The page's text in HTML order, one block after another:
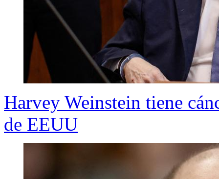
Harvey Weinstein tiene
de EEUU